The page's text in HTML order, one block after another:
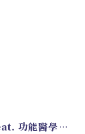
EP.220 好久不見！2026 試錄集 feat. 功能醫學營養師 美寶